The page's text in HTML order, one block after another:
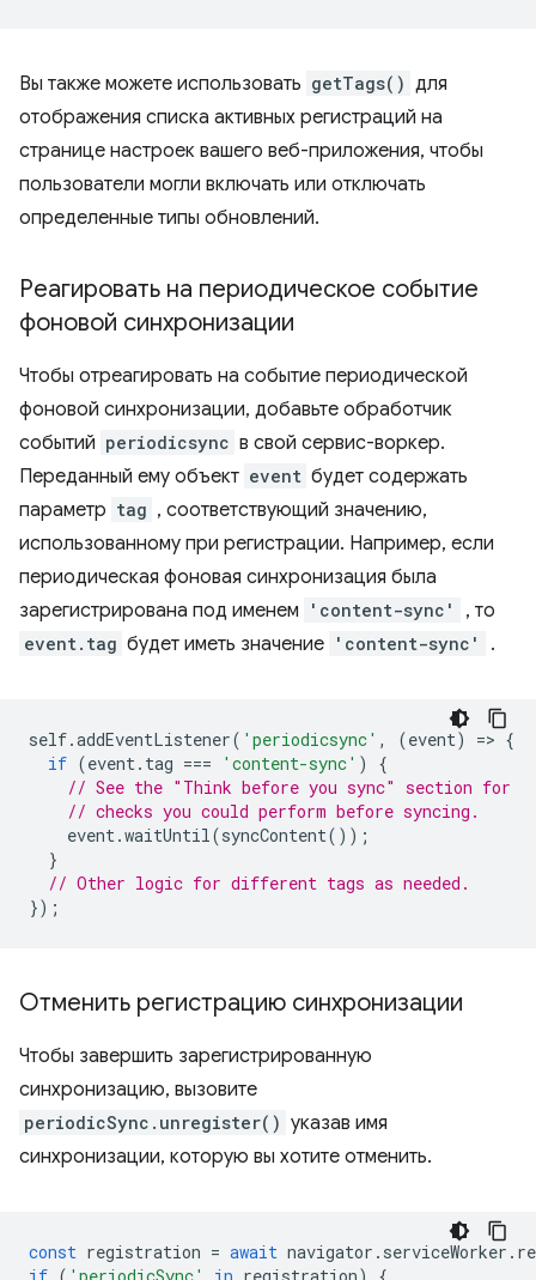
Вы также можете использовать getTags() для
отображения списка активных регистраций на
странице настроек вашего веб-приложения, чтобы
пользователи могли включать или отключать
определенные типы обновлений.
Реагировать на периодическое событие
фоновой синхронизации
Чтобы отреагировать на событие периодической
фоновой синхронизации, добавьте обработчик
событий periodicsync в свой сервис-воркер.
Переданный ему объект event будет содержать
параметр tag , соответствующий значению,
использованному при регистрации. Например, если
периодическая фоновая синхронизация была
зарегистрирована под именем
'content-sync' , то
event.tag будет иметь значение 'content-sync' .
self.addEventListener( 'periodicsync' , (event) => {
if (event. tag === 'content-sync' )
{
// See the "Think before you sync" section for
// checks you could perform before syncing.
event.waitUntil(syncContent());
}
// Other logic for different tags as needed.
});
Отменить регистрацию синхронизации
Чтобы завершить зарегистрированную
синхронизацию, вызовите
periodicSync.unregister() указав имя
синхронизации, которую вы хотите отменить.
const registration = await navigator . serviceWorker .